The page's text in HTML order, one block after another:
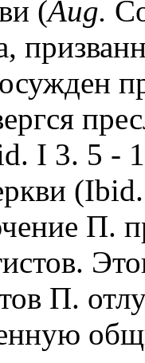
(Aug.
осужден
I 3. 5 -
П.
П.